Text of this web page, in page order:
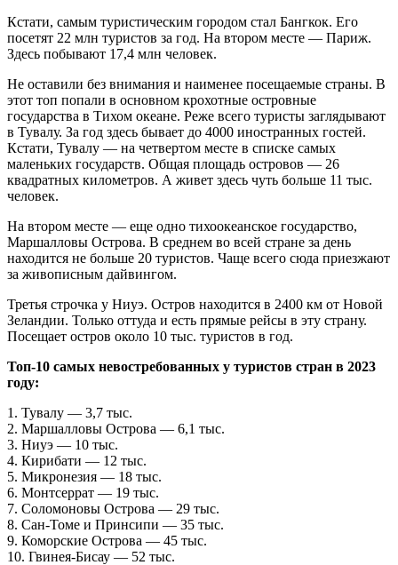
Кстати, самым туристическим городом стал Бангкок. Его
посетят 22 млн туристов за год. На втором месте — Париж.
Здесь побывают 17,4 млн человек.
Не оставили без внимания и наименее посещаемые страны. В
этот топ попали в основном крохотные островные
государства в Тихом океане. Реже всего туристы заглядывают
в Тувалу. За год здесь бывает до 4000 иностранных гостей.
Кстати, Тувалу — на четвертом месте в списке самых
маленьких государств. Общая площадь островов — 26
квадратных километров. А живет здесь чуть больше 11 тыс.
человек.
На втором месте — еще одно тихоокеанское государство,
Маршалловы Острова. В среднем во всей стране за день
находится не больше 20 туристов. Чаще всего сюда приезжают
за живописным дайвингом.
Третья строчка у Ниуэ. Остров находится в 2400 км от Новой
Зеландии. Только оттуда и есть прямые рейсы в эту страну.
Посещает остров около 10 тыс. туристов в год.
Топ-10 самых невостребованных у туристов стран в 2023
году:
1. Тувалу — 3,7 тыс.
2. Маршалловы Острова — 6,1 тыс.
3. Ниуэ — 10 тыс.
4. Кирибати — 12 тыс.
5. Микронезия — 18 тыс.
6. Монтсеррат — 19 тыс.
7. Соломоновы Острова — 29 тыс.
8. Сан-Томе и Принсипи — 35 тыс.
9. Коморские Острова — 45 тыс.
10. Гвинея-Бисау — 52 тыс.